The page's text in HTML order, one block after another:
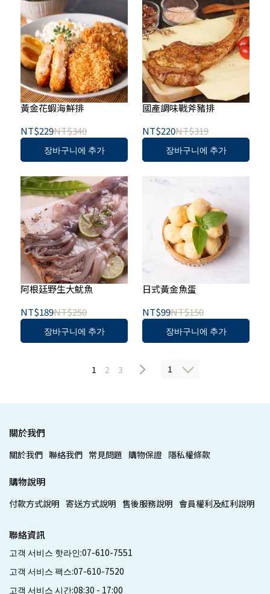
黃金花蝦海鮮排
NT$229NT$340
장바구니에 추가
國產調味戰斧豬排
NT$220NT$319
장바구니에 추가
阿根廷野生大魷魚
NT$189NT$250
장바구니에 추가
日式黃金魚蛋
NT$99NT$150
장바구니에 추가
1 2 3 1
關於我們
關於我們 聯絡我們 常見問題 購物保證 隱私權條款
購物說明
付款方式說明 寄送方式說明 售後服務說明 會員權利及紅利說明
聯絡資訊
고객 서비스 핫라인:07-610-7551
고객 서비스 팩스:07-610-7520
고객 서비스 시간:08:30 - 17:00